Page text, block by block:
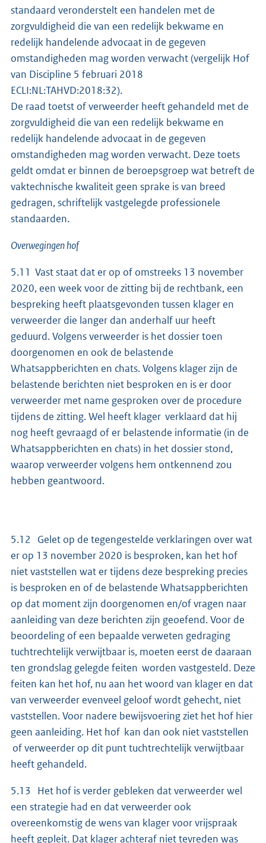
standaard veronderstelt een handelen met de
zorgvuldigheid die van een redelijk bekwame en
redelijk handelende advocaat in de gegeven
omstandigheden mag worden verwacht (vergelijk Hof
van Discipline 5 februari 2018
ECLI:NL:TAHVD:2018:32).
De raad toetst of verweerder heeft gehandeld met de
zorgvuldigheid die van een redelijk bekwame en
redelijk handelende advocaat in de gegeven
omstandigheden mag worden verwacht. Deze toets
geldt omdat er binnen de beroepsgroep wat betreft de
vaktechnische kwaliteit geen sprake is van breed
gedragen, schriftelijk vastgelegde professionele
standaarden.
Overwegingen hof
5.11 Vast staat dat er op of omstreeks 13 november
2020, een week voor de zitting bij de rechtbank, een
bespreking heeft plaatsgevonden tussen klager en
verweerder die langer dan anderhalf uur heeft
geduurd. Volgens verweerder is het dossier toen
doorgenomen en ook de belastende
Whatsappberichten en chats. Volgens klager zijn de
belastende berichten niet besproken en is er door
verweerder met name gesproken over de procedure
tijdens de zitting. Wel heeft klager verklaard dat hij
nog heeft gevraagd of er belastende informatie (in de
Whatsappberichten en chats) in het dossier stond,
waarop verweerder volgens hem ontkennend zou
hebben geantwoord.
5.12 Gelet op de tegengestelde verklaringen over wat
er op 13 november 2020 is besproken, kan het hof
niet vaststellen wat er tijdens deze bespreking precies
is besproken en of de belastende Whatsappberichten
op dat moment zijn doorgenomen en/of vragen naar
aanleiding van deze berichten zijn geoefend. Voor de
beoordeling of een bepaalde verweten gedraging
tuchtrechtelijk verwijtbaar is, moeten eerst de daaraan
ten grondslag gelegde feiten worden vastgesteld. Deze
feiten kan het hof, nu aan het woord van klager en dat
van verweerder evenveel geloof wordt gehecht, niet
vaststellen. Voor nadere bewijsvoering ziet het hof hier
geen aanleiding. Het hof kan dan ook niet vaststellen
of verweerder op dit punt tuchtrechtelijk verwijtbaar
heeft gehandeld.
5.13 Het hof is verder gebleken dat verweerder wel
een strategie had en dat verweerder ook
overeenkomstig de wens van klager voor vrijspraak
heeft gepleit. Dat klager achteraf niet tevreden was